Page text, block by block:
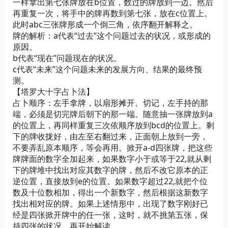
再重复一次，将手中的牌再数到第七张，放在c位置上。
此时abc三张牌形成一个倒三角，依序翻开解释之。
牌的解析：a代表“过去”这个问题过去的状况，或形成的
原因。
b代表“现在”问题现在的状况。
c代表“未来”这个问题未来的发展方向、结果的最终预
测。
【塔罗大十字占卜法】
占卜顺序：左手拿牌，以扇形摊开。切记，左手持的那
端，必须是切完牌后朝下的那一端。随意抽一张牌放到a
的位置上，再同样重复三次依顺序放到bcd的位置上。剩
下的牌收拢好，由左至右翻过来，正面朝上放到一旁，
不要弄乱原本顺序，等会再用。掀开a-d四张牌，把这些
牌牌面的数字全加起来，如果数字小于或等于22,就从剩
下的牌堆中找出对应其数字的牌，然后不改它原本的正
逆位置，直接放到e的位置。如果数字超过22,就把个位
数及十位数相加，得出一个新数字，然后根据这新数字
找出相对应的牌。如果上述情形中，出现了数字刚好已
经是四张掀开牌中的任一张，这时，就不挑第五张，保